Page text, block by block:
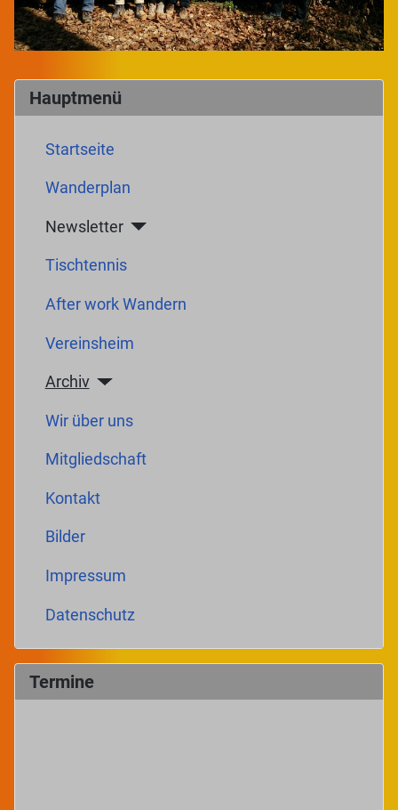
Hauptmenü
Startseite
Wanderplan
Newsletter
Tischtennis
After work Wandern
Vereinsheim
Archiv
Wir über uns
Mitgliedschaft
Kontakt
Bilder
Impressum
Datenschutz
Termine